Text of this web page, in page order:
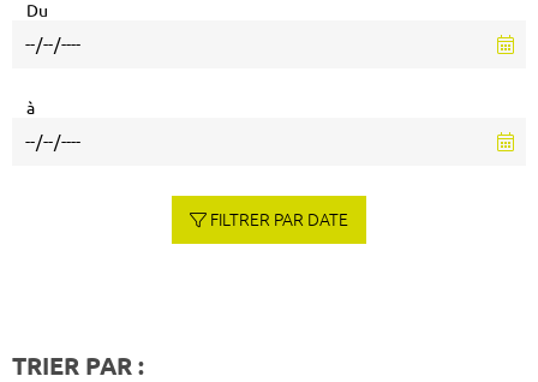
Du
à
FILTRER PAR DATE
TRIER PAR :